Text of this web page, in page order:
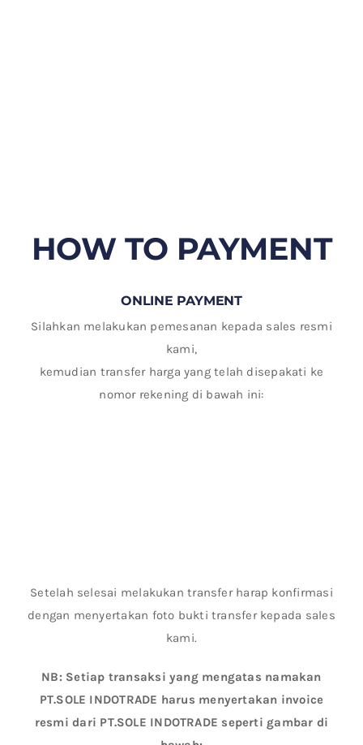
HOW TO PAYMENT
ONLINE PAYMENT
Silahkan melakukan pemesanan kepada sales resmi
kami,
kemudian transfer harga yang telah disepakati ke
nomor rekening di bawah ini:
Setelah selesai melakukan transfer harap konfirmasi
dengan menyertakan foto bukti transfer kepada sales
kami.
NB: Setiap transaksi yang mengatas namakan
PT.SOLE INDOTRADE harus menyertakan invoice
resmi dari PT.SOLE INDOTRADE seperti gambar di